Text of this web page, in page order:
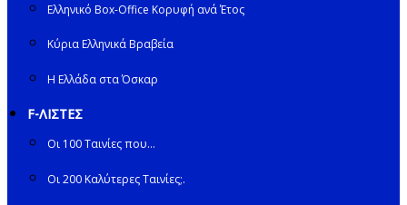
Ελληνικό Box-Office Κορυφή ανά Έτος
Κύρια Ελληνικά Βραβεία
Η Ελλάδα στα Όσκαρ
F-ΛΙΣΤΕΣ
Οι 100 Ταινίες που…
Οι 200 Καλύτερες Ταινίες;.